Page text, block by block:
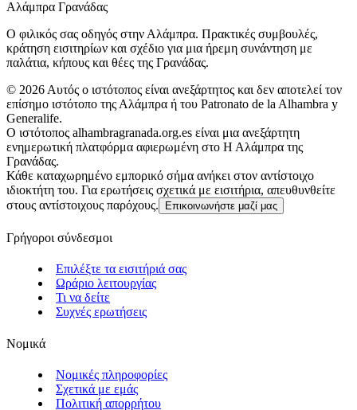
Αλάμπρα Γρανάδας
Ο φιλικός σας οδηγός στην Αλάμπρα. Πρακτικές συμβουλές,
κράτηση εισιτηρίων και σχέδιο για μια ήρεμη συνάντηση με
παλάτια, κήπους και θέες της Γρανάδας.
© 2026 Αυτός ο ιστότοπος είναι ανεξάρτητος και δεν αποτελεί τον
επίσημο ιστότοπο της Αλάμπρα ή του Patronato de la Alhambra y
Generalife.
Ο ιστότοπος alhambragranada.org.es είναι μια ανεξάρτητη
ενημερωτική πλατφόρμα αφιερωμένη στο Η Αλάμπρα της
Γρανάδας.
Κάθε καταχωρημένο εμπορικό σήμα ανήκει στον αντίστοιχο
ιδιοκτήτη του. Για ερωτήσεις σχετικά με εισιτήρια, απευθυνθείτε
στους αντίστοιχους παρόχους.
Επικοινωνήστε μαζί μας
Γρήγοροι σύνδεσμοι
Επιλέξτε τα εισιτήριά σας
Ωράριο λειτουργίας
Τι να δείτε
Συχνές ερωτήσεις
Νομικά
Νομικές πληροφορίες
Σχετικά με εμάς
Πολιτική απορρήτου